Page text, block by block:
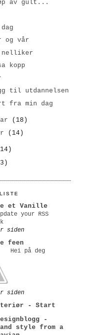
av gult...
og vår
nelliker
kopp
til utdannelsen
fra min dag
(18)
(14)
et Vanille
your RSS
siden
feen
Hei på deg
siden
- Start
-
style from a